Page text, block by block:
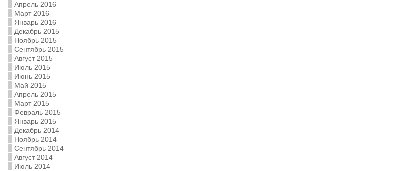
Апрель 2016
Март 2016
Январь 2016
Декабрь 2015
Ноябрь 2015
Сентябрь 2015
Август 2015
Июль 2015
Июнь 2015
Май 2015
Апрель 2015
Март 2015
Февраль 2015
Январь 2015
Декабрь 2014
Ноябрь 2014
Сентябрь 2014
Август 2014
Июль 2014